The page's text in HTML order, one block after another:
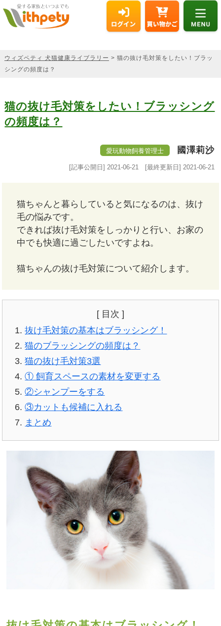
ウィズペティ 犬猫健康ライブラリー > 猫の抜け毛対策をしたい！ブラッ
シングの頻度は？
猫の抜け毛対策をしたい！ブラッシング
の頻度は？
愛玩動物飼養管理士 國澤莉沙
[記事公開日] 2021-06-21[最終更新日] 2021-06-21
猫ちゃんと暮らしていると気になるのは、抜け
毛の悩みです。
できれば抜け毛対策をしっかりと行い、お家の
中でも快適に過ごしたいですよね。
猫ちゃんの抜け毛対策について紹介します。
[ 目次 ]
抜け毛対策の基本はブラッシング！
猫のブラッシングの頻度は？
猫の抜け毛対策3選
① 飼育スペースの素材を変更する
②シャンプーをする
③カットも候補に入れる
まとめ